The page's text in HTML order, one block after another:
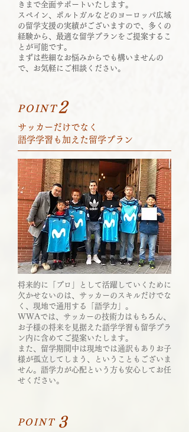
きまで全面サポートいたします。
スペイン、ポルトガルなどのヨーロッパ広域
の留学支援の実績がございますので、多くの
経験から、最適な留学プランをご提案するこ
とが可能です。
まずは些細なお悩みからでも構いませんの
で、お気軽にご相談ください。
POINT ​2
サッカーだけでなく
語学学習も加えた留学プラン
将来的に「プロ」として活躍していくために
欠かせないのは、サッカーのスキルだけでな
く、現地で通用する「語学力」。
WWAでは、サッカーの技術力はもちろん、
お子様の将来を見据えた語学学習も留学プラ
ン内に含めてご提案いたします。
また、留学期間中は現地では通訳もありお子
様が孤立してしまう、ということもございま
せん。語学力が心配という方も安心してお任
せください。
POINT ​3